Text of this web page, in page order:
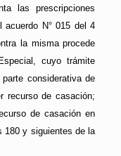
las prescripciones
acuerdo N° 015 del 4
la misma procede
cuyo trámite
considerativa de
recurso de casación;
de casación en
180 y siguientes de la